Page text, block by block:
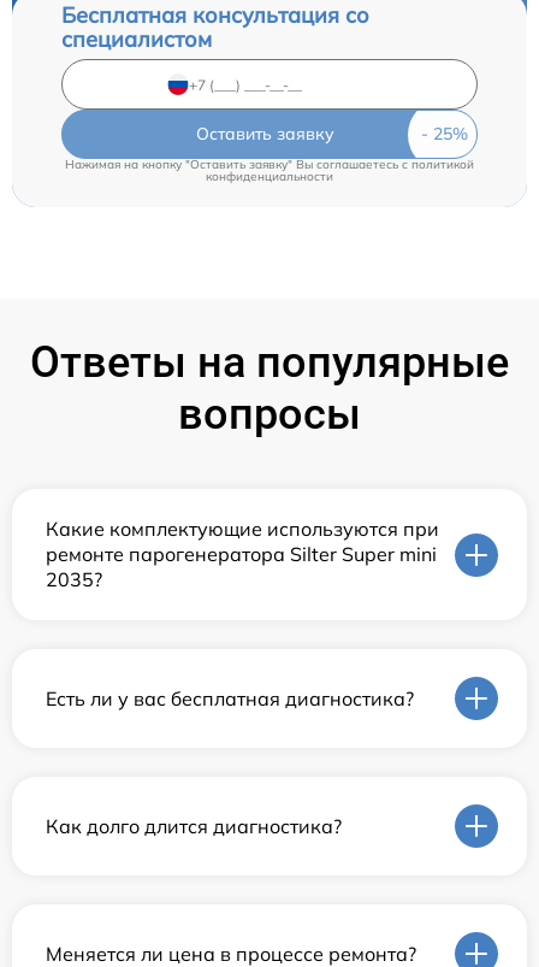
Бесплатная консультация со
специалистом
Оставить заявку
Нажимая на кнопку "Оставить заявку" Вы соглашаетесь c политикой
конфиденциальности
Ответы на популярные
вопросы
Какие комплектующие используются при
ремонте парогенератора Silter Super mini
2035?
Есть ли у вас бесплатная диагностика?
Как долго длится диагностика?
Меняется ли цена в процессе ремонта?